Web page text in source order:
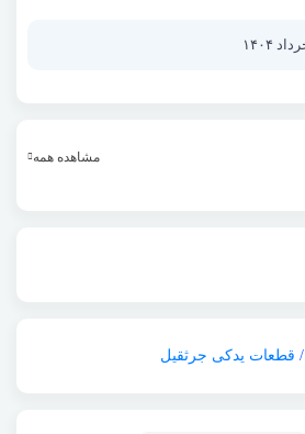
مشاهده همه
/ قطعات یدکی جرثقیل